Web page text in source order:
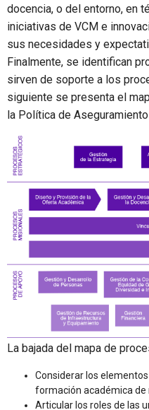
docencia, o del entorno, en
iniciativas de VCM e
sus necesidades y
Finalmente, se identifican
sirven de soporte a los
siguiente se presenta el
la Política de
La bajada del mapa de
Considerar los
formación académica
Articular los roles de las